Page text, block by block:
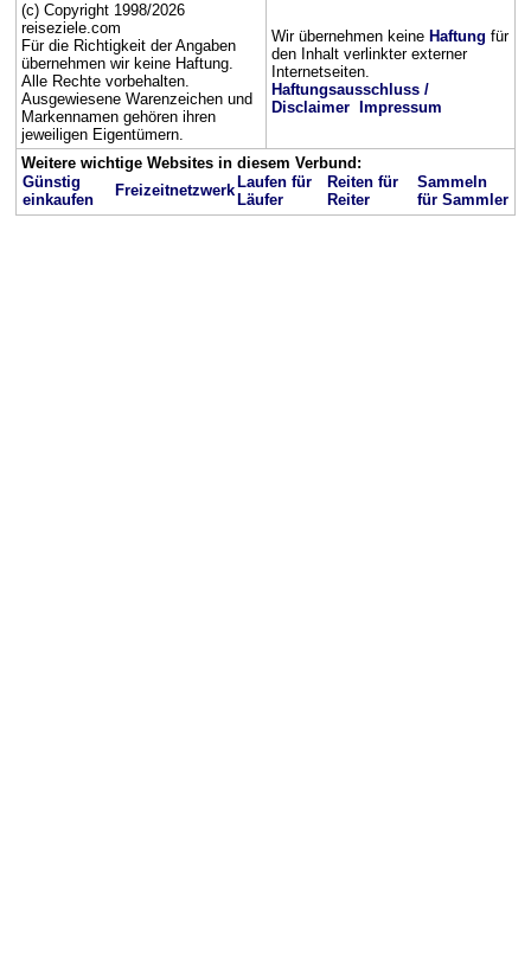
(c) Copyright 1998/2026
reiseziele.com
Für die Richtigkeit der Angaben
übernehmen wir keine Haftung.
Alle Rechte vorbehalten.
Ausgewiesene Warenzeichen und
Markennamen gehören ihren
jeweiligen Eigentümern.
Wir übernehmen keine Haftung für
den Inhalt verlinkter externer
Internetseiten.
Haftungsausschluss /
Disclaimer
Impressum
Weitere wichtige Websites in diesem Verbund:
Günstig
einkaufen
Freizeitnetzwerk Laufen für
Läufer
Reiten für
Reiter
Sammeln
für Sammler